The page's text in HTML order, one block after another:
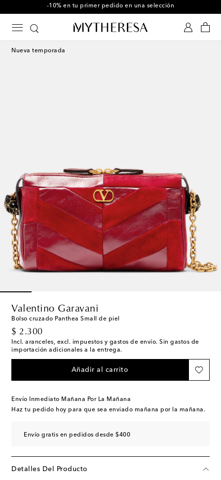
-10% en tu primer pedido en una selección
Nueva temporada
Valentino Garavani
Bolso cruzado Panthea Small de piel
$ 2.300
original price
Incl. aranceles, excl. impuestos y gastos de envío. Sin gastos de
importación adicionales a la entrega.
Añadir al carrito
Envío Inmediato Mañana Por La Mañana
Haz tu pedido hoy para que sea enviado mañana por la mañana.
Envío gratis en pedidos desde $400
Detalles Del Producto